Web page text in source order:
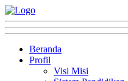
Beranda
Profil
Visi Misi